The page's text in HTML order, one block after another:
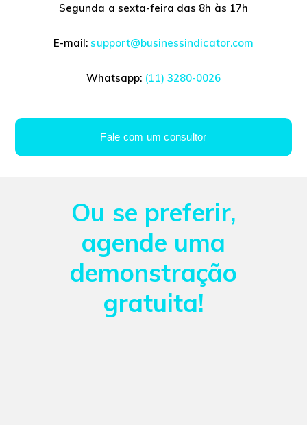
Segunda a sexta-feira das 8h às 17h
E-mail: support@businessindicator.com
Whatsapp: (11) 3280-0026
Fale com um consultor
Ou se preferir,
agende uma
demonstração
gratuita!